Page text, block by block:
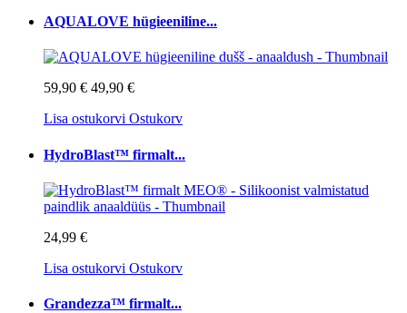
AQUALOVE hügieeniline...
59,90 € 49,90 €
Lisa ostukorvi Ostukorv
HydroBlast™ firmalt...
24,99 €
Lisa ostukorvi Ostukorv
Grandezza™ firmalt...